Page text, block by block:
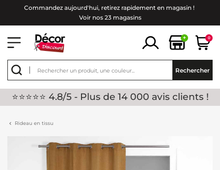
Commandez aujourd'hui, retirez rapidement en magasin !
Voir nos 23 magasins
+ 0
Rechercher
⭐⭐⭐⭐⭐ 4.8/5 - Plus de 14 000 avis clients !
Rideau en tissu